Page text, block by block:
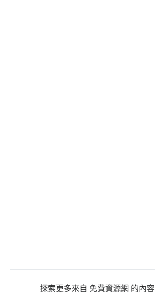
探索更多來自 免費資源網 的內容